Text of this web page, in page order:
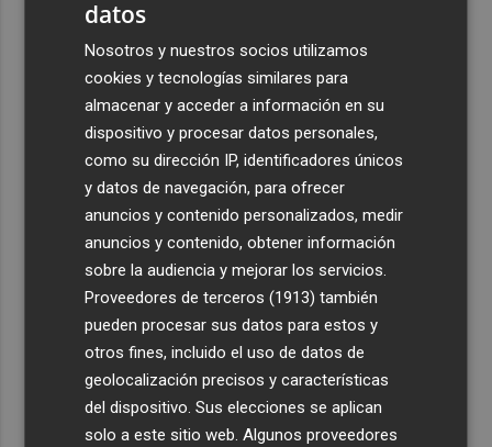
datos
Nosotros y nuestros socios utilizamos
cookies y tecnologías similares para
almacenar y acceder a información en su
dispositivo y procesar datos personales,
como su dirección IP, identificadores únicos
y datos de navegación, para ofrecer
anuncios y contenido personalizados, medir
anuncios y contenido, obtener información
sobre la audiencia y mejorar los servicios.
Proveedores de terceros (1913) también
pueden procesar sus datos para estos y
otros fines, incluido el uso de datos de
geolocalización precisos y características
del dispositivo. Sus elecciones se aplican
solo a este sitio web. Algunos proveedores